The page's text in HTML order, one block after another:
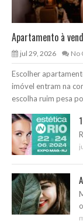
Apartamento à
jul 29, 2026 No
Escolher
imóvel entram na
escolha ruim pesa